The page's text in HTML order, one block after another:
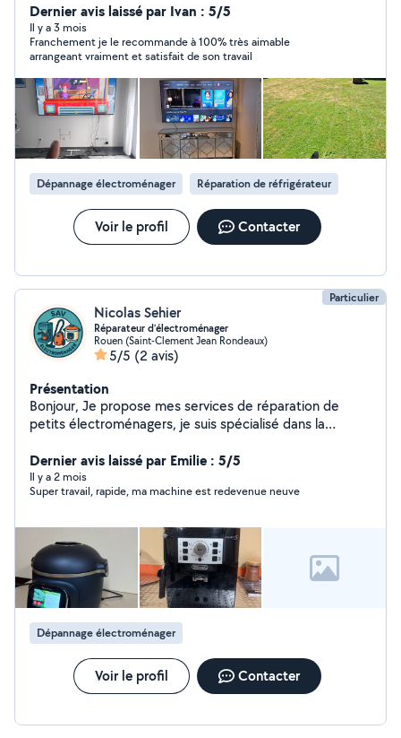
d interieur (ménage,renovation ,papier
peints,peinture,plomberie,electricite,installerun tv au
mur) Travaux d exterieur (jardinage,tonte, et enlever
herbes ,tailler et diminuer les haies,jardiner) , aide au
déménagement. . Peux également faire de l'aide à la
personne ( courses, promenade).veuillez me contacter.
Dernier avis laissé par Ivan : 5/5
Il y a 3 mois
Franchement je le recommande à 100% très aimable
arrangeant vraiment et satisfait de son travail
Dépannage électroménager Réparation de réfrigérateur
Voir le profil Contacter
Particulier
Nicolas Sehier
Réparateur d’électroménager
Rouen (Saint-Clement Jean Rondeaux)
5/5 (2 avis)
Présentation
Bonjour, Je propose mes services de réparation de
petits électroménagers, je suis spécialisé dans la
J'essaierai de répondre à toutes vos demandes dans les
plus brefs délais.
Dernier avis laissé par Emilie : 5/5
Il y a 2 mois
Super travail, rapide, ma machine est redevenue neuve
Dépannage électroménager
Voir le profil Contacter